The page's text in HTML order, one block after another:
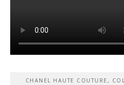
CHANEL HAUTE COUTURE,